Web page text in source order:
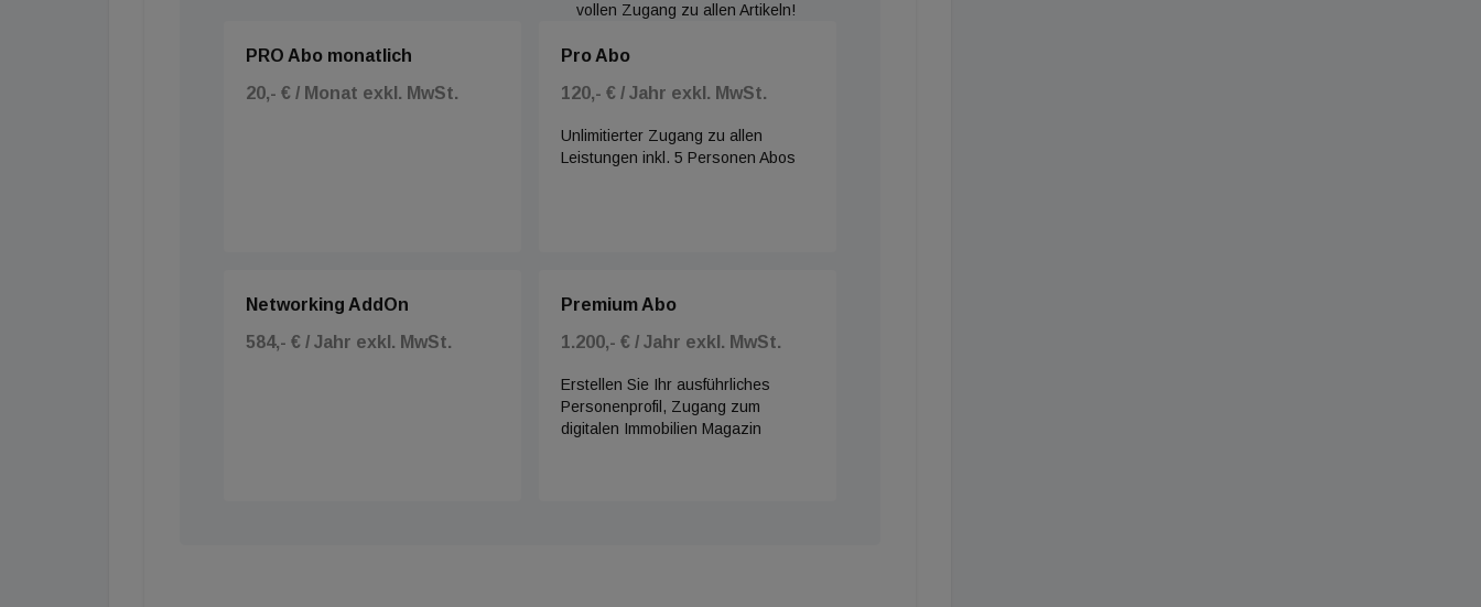
vollen Zugang zu allen Artikeln!
PRO Abo monatlich
20,- € / Monat exkl. MwSt.
Pro Abo
120,- € / Jahr exkl. MwSt.
Unlimitierter Zugang zu allen
Leistungen inkl. 5 Personen Abos
Networking AddOn
584,- € / Jahr exkl. MwSt.
Premium Abo
1.200,- € / Jahr exkl. MwSt.
Erstellen Sie Ihr ausführliches
Personenprofil, Zugang zum
digitalen Immobilien Magazin